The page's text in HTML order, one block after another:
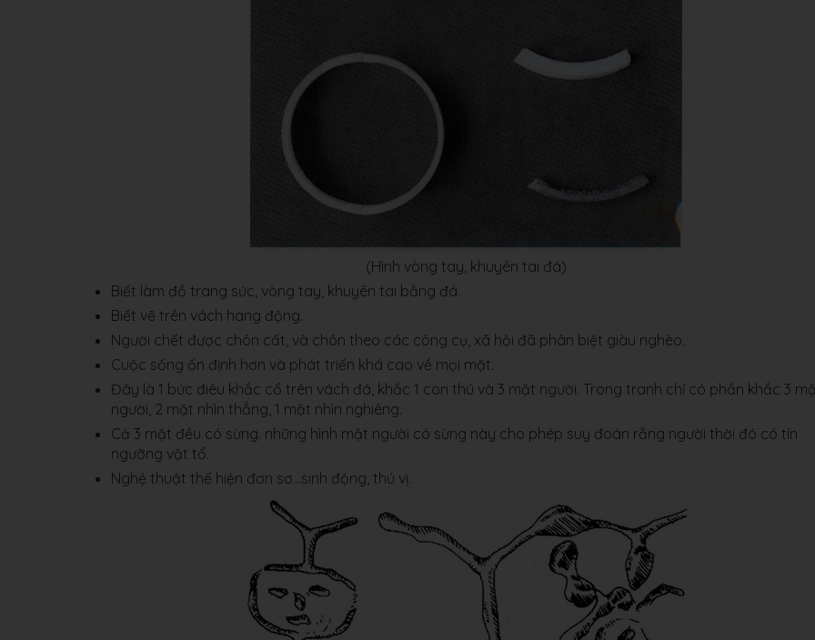
(Hình vòng tay, khuyên tai đá)
Biết làm đồ trang sức, vòng tay, khuyên tai bằng đá.
Biết vẽ trên vách hang động.
Người chết được chôn cất, và chôn theo các công cụ, xã hội đã phân biệt giàu nghèo.
Cuộc sống ổn định hơn và phát triển khá cao về mọi mặt.
Đây là 1 bức điêu khắc cổ trên vách đá, khắc 1 con thú và 3 mặt người. Trong tranh chỉ có phần khắc 3
người, 2 mặt nhìn thẳng, 1 mặt nhìn nghiêng.
Cả 3 mặt đều có sừng. những hình mặt người có sừng này cho phép suy đoán rằng người thời đó có tín
ngưỡng vật tổ.
Nghệ thuật thể hiện đơn sơ…sinh động, thú vị.